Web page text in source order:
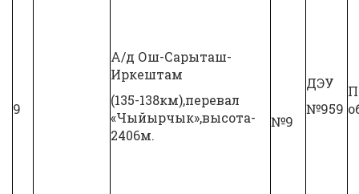
9
А/д Ош-Сарыташ-
Иркештам
(135-138км),перевал
«Чыйырчык»,высота-
2406м.
№9
ДЭУ
№959